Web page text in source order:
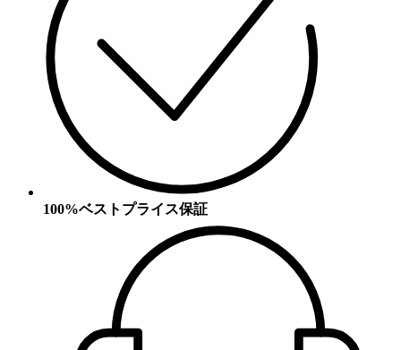
100%ベストプライス保証